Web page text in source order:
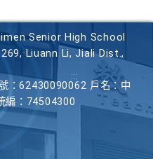
Senior High School
Liuann Li, Jiali Dist.,
：62430090062 戶名：中
編：74504300